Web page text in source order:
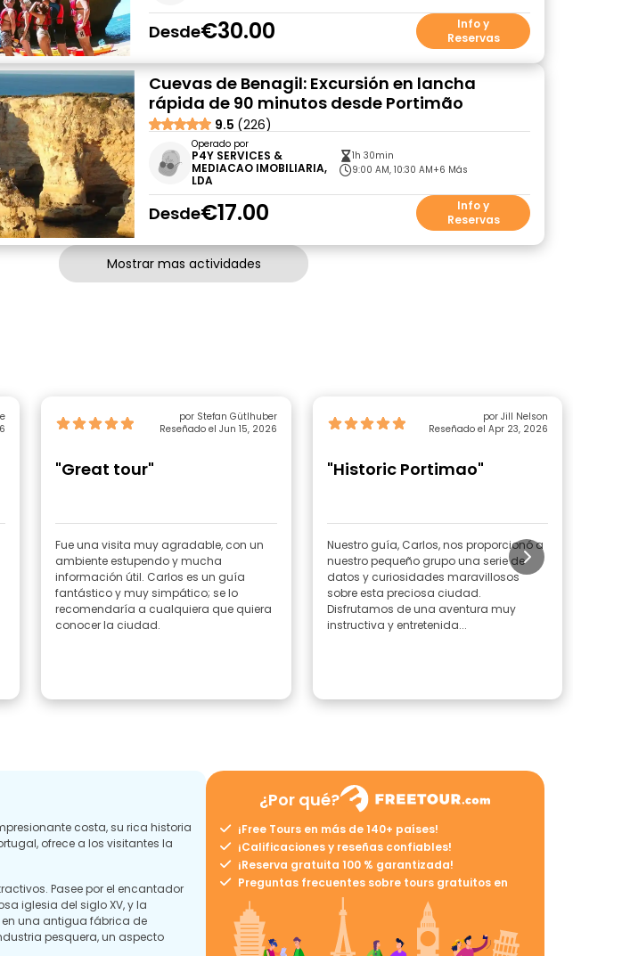
Desde€30.00
Info y
Reservas
Cuevas de Benagil: Excursión en lancha
rápida de 90 minutos desde Portimão
9.5 (226)
Operado por
P4Y SERVICES &
MEDIACAO IMOBILIARIA,
LDA
1h 30min
9:00 AM, 10:30 AM+6 Más
Desde€17.00
Info y
Reservas
Mostrar mas actividades
por Stefan Gütlhuber
Reseñado el Jun 15, 2026
"Great tour"
Fue una visita muy agradable, con un
ambiente estupendo y mucha
información útil. Carlos es un guía
fantástico y muy simpático; se lo
recomendaría a cualquiera que quiera
conocer la ciudad.
por Jill Nelson
Reseñado el Apr 23, 2026
"Historic Portimao"
Nuestro guía, Carlos, nos proporcionó a
nuestro pequeño grupo una serie de
datos y curiosidades maravillosos
sobre esta preciosa ciudad.
Disfrutamos de una aventura muy
instructiva y entretenida...
costa, su rica historia
ofrece a los visitantes la
Pasee por el encantador
iglesia del siglo XV, y la
en una antigua fábrica de
pesquera, un aspecto
¿Por qué?
¡Free Tours en más de 140+ países!
¡Calificaciones y reseñas confiables!
¡Reserva gratuita 100 % garantizada!
Preguntas frecuentes sobre tours gratuitos en